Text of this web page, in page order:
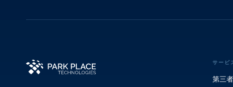
サービ
第三